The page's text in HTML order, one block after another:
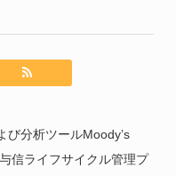
び分析ツールMoody’s
信ライフサイクル管理プ